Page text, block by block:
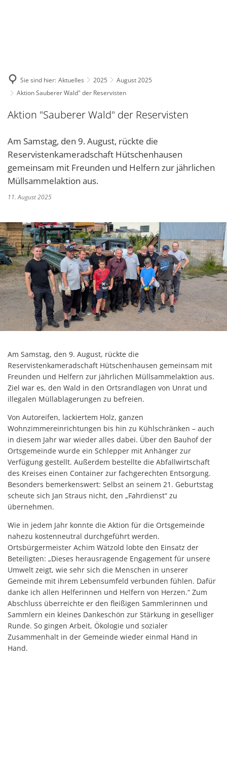
Sie sind hier: Aktuelles 2025
August 2025
Aktion Sauberer Wald" der Reservisten
Aktion "Sauberer Wald" der Reservisten
Am Samstag, den 9. August, rückte die
Reservistenkameradschaft Hütschenhausen
gemeinsam mit Freunden und Helfern zur jährlichen
Müllsammelaktion aus.
11. August 2025
Am Samstag, den 9. August, rückte die
Reservistenkameradschaft Hütschenhausen gemeinsam mit
Freunden und Helfern zur jährlichen Müllsammelaktion aus.
Ziel war es, den Wald in den Ortsrandlagen von Unrat und
illegalen Müllablagerungen zu befreien.
Von Autoreifen, lackiertem Holz, ganzen
Wohnzimmereinrichtungen bis hin zu Kühlschränken – auch
in diesem Jahr war wieder alles dabei. Über den Bauhof der
Ortsgemeinde wurde ein Schlepper mit Anhänger zur
Verfügung gestellt. Außerdem bestellte die Abfallwirtschaft
des Kreises einen Container zur fachgerechten Entsorgung.
Besonders bemerkenswert: Selbst an seinem 21. Geburtstag
scheute sich Jan Straus nicht, den „Fahrdienst“ zu
übernehmen.
Wie in jedem Jahr konnte die Aktion für die Ortsgemeinde
nahezu kostenneutral durchgeführt werden.
Ortsbürgermeister Achim Wätzold lobte den Einsatz der
Beteiligten: „Dieses herausragende Engagement für unsere
Umwelt zeigt, wie sehr sich die Menschen in unserer
Gemeinde mit ihrem Lebensumfeld verbunden fühlen. Dafür
danke ich allen Helferinnen und Helfern von Herzen.“ Zum
Abschluss überreichte er den fleißigen Sammlerinnen und
Sammlern ein kleines Dankeschön zur Stärkung in geselliger
Runde. So gingen Arbeit, Ökologie und sozialer
Zusammenhalt in der Gemeinde wieder einmal Hand in
Hand.